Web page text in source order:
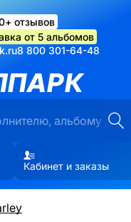
отзывов
от 5 альбомов
8 800 301-64-48
Кабинет и заказы